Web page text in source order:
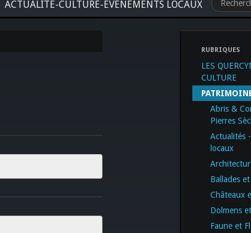
ACTUALITE-CULTURE-EVENEMENTS LOCAUX
RUBRIQUES
LES
CULTURE
Abris &
Pierres
Actualités
locaux
Ballades
Châteaux
Dolmens
Faune et